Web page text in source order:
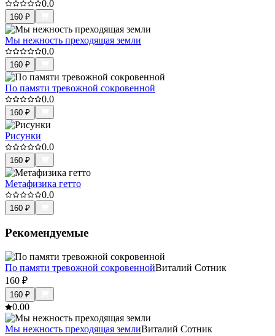
0.0
160 ₽
Мы нежность преходящая земли
0.0
160 ₽
По памяти тревожной сокровенной
0.0
160 ₽
Рисунки
0.0
160 ₽
Метафизика гетто
0.0
160 ₽
Рекомендуемые
По памяти тревожной сокровеннойВиталий Сотник
160 ₽
160 ₽
0.00
Мы нежность преходящая землиВиталий Сотник